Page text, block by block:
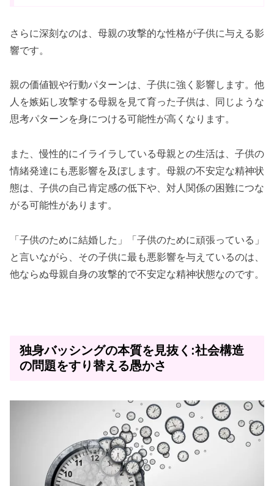
さらに深刻なのは、母親の攻撃的な性格が子供に与える影
響です。
親の価値観や行動パターンは、子供に強く影響します。他
人を嫉妬し攻撃する母親を見て育った子供は、同じような
思考パターンを身につける可能性が高くなります。
また、慢性的にイライラしている母親との生活は、子供の
情緒発達にも悪影響を及ぼします。母親の不安定な精神状
態は、子供の自己肯定感の低下や、対人関係の困難につな
がる可能性があります。
「子供のために結婚した」「子供のために頑張っている」
と言いながら、その子供に最も悪影響を与えているのは、
他ならぬ母親自身の攻撃的で不安定な精神状態なのです。
独身バッシングの本質を見抜く:社会構造
の問題をすり替える愚かさ